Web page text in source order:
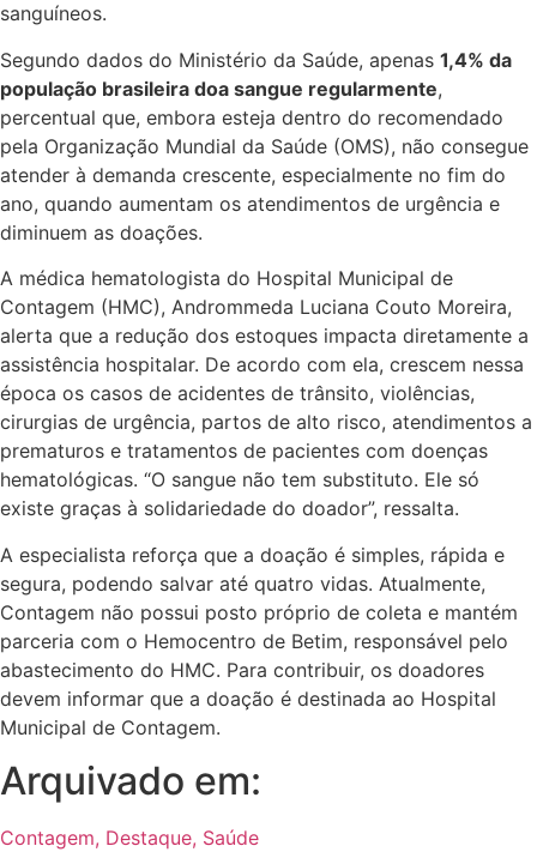
sanguíneos.
Segundo dados do Ministério da Saúde, apenas 1,4% da
população brasileira doa sangue regularmente,
percentual que, embora esteja dentro do recomendado
pela Organização Mundial da Saúde (OMS), não consegue
atender à demanda crescente, especialmente no fim do
ano, quando aumentam os atendimentos de urgência e
diminuem as doações.
A médica hematologista do Hospital Municipal de
Contagem (HMC), Andrommeda Luciana Couto Moreira,
alerta que a redução dos estoques impacta diretamente a
assistência hospitalar. De acordo com ela, crescem nessa
época os casos de acidentes de trânsito, violências,
cirurgias de urgência, partos de alto risco, atendimentos a
prematuros e tratamentos de pacientes com doenças
hematológicas. “O sangue não tem substituto. Ele só
existe graças à solidariedade do doador”, ressalta.
A especialista reforça que a doação é simples, rápida e
segura, podendo salvar até quatro vidas. Atualmente,
Contagem não possui posto próprio de coleta e mantém
parceria com o Hemocentro de Betim, responsável pelo
abastecimento do HMC. Para contribuir, os doadores
devem informar que a doação é destinada ao Hospital
Municipal de Contagem.
Arquivado em:
Contagem, Destaque, Saúde